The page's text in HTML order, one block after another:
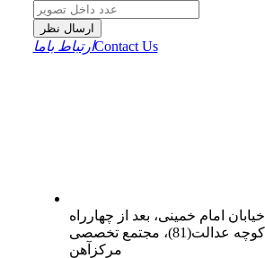
ارسال نظر
ارتباط باماContact Us
خیابان امام خمینی، بعد از چهارراه
شریف، نبش کوچه عدالت(81)، مجتمع تخصصی
مرکزآهن